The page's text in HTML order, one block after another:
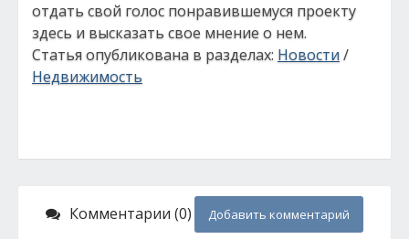
отдать свой голос понравившемуся проекту
здесь и высказать свое мнение о нем.
Статья опубликована в разделах: Новости/
Недвижимость
Комментарии (0) Добавить комментарий